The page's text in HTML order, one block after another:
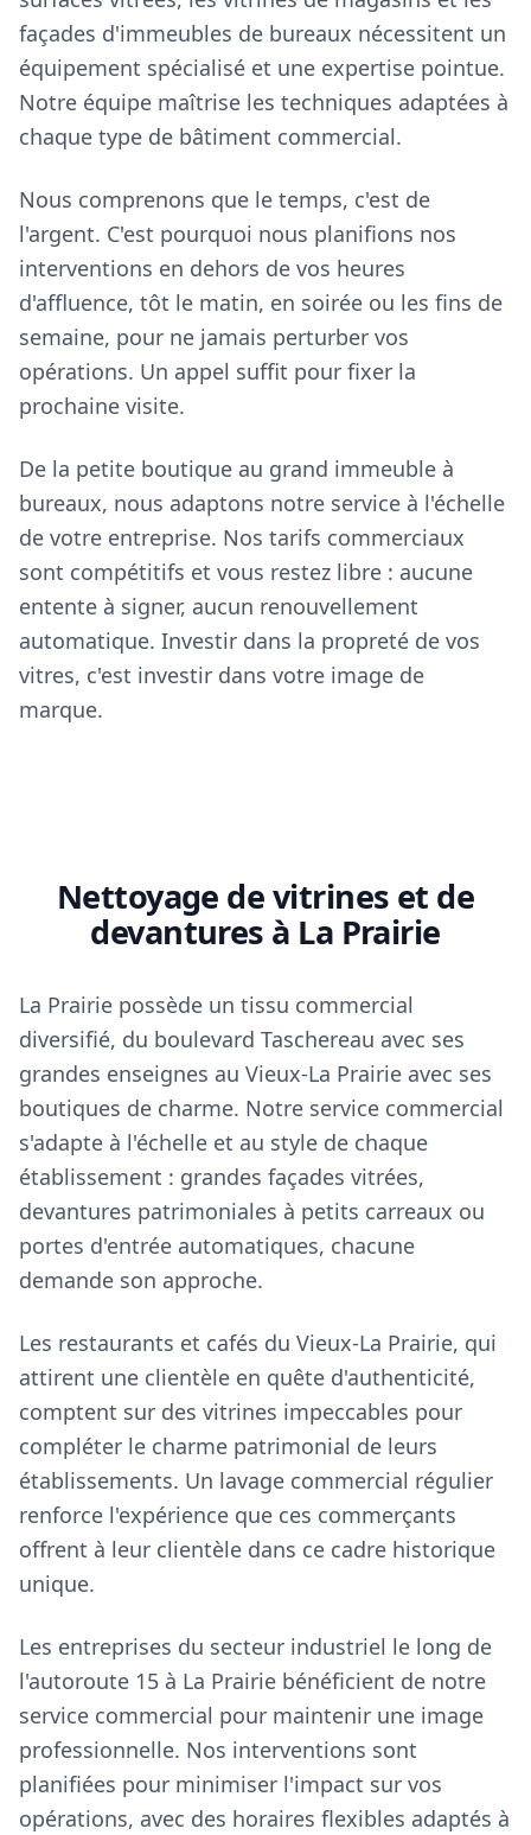
façades d'immeubles de bureaux nécessitent un
équipement spécialisé et une expertise pointue.
Notre équipe maîtrise les techniques adaptées à
chaque type de bâtiment commercial.
Nous comprenons que le temps, c'est de
l'argent. C'est pourquoi nous planifions nos
interventions en dehors de vos heures
d'affluence, tôt le matin, en soirée ou les fins de
semaine, pour ne jamais perturber vos
opérations. Un appel suffit pour fixer la
prochaine visite.
De la petite boutique au grand immeuble à
bureaux, nous adaptons notre service à l'échelle
de votre entreprise. Nos tarifs commerciaux
sont compétitifs et vous restez libre : aucune
entente à signer, aucun renouvellement
automatique. Investir dans la propreté de vos
vitres, c'est investir dans votre image de
marque.
Nettoyage de vitrines et de
devantures à La Prairie
La Prairie possède un tissu commercial
diversifié, du boulevard Taschereau avec ses
grandes enseignes au Vieux-La Prairie avec ses
boutiques de charme. Notre service commercial
s'adapte à l'échelle et au style de chaque
établissement : grandes façades vitrées,
devantures patrimoniales à petits carreaux ou
portes d'entrée automatiques, chacune
demande son approche.
Les restaurants et cafés du Vieux-La Prairie, qui
attirent une clientèle en quête d'authenticité,
comptent sur des vitrines impeccables pour
compléter le charme patrimonial de leurs
établissements. Un lavage commercial régulier
renforce l'expérience que ces commerçants
offrent à leur clientèle dans ce cadre historique
unique.
Les entreprises du secteur industriel le long de
l'autoroute 15 à La Prairie bénéficient de notre
service commercial pour maintenir une image
professionnelle. Nos interventions sont
planifiées pour minimiser l'impact sur vos
opérations, avec des horaires flexibles adaptés à